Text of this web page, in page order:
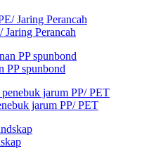
Perancah
PP spunbond
jarum PP/ PET